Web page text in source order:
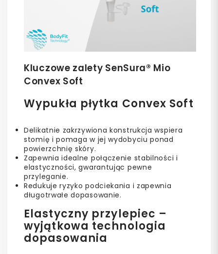
Kluczowe zalety SenSura® Mio
Convex Soft
Wypukła płytka Convex Soft
Delikatnie zakrzywiona konstrukcja wspiera
stomię i pomaga w jej wydobyciu ponad
powierzchnię skóry.
Zapewnia idealne połączenie stabilności i
elastyczności, gwarantując pewne
przyleganie.
Redukuje ryzyko podciekania i zapewnia
długotrwałe dopasowanie.
Elastyczny przylepiec –
wyjątkowa technologia
dopasowania